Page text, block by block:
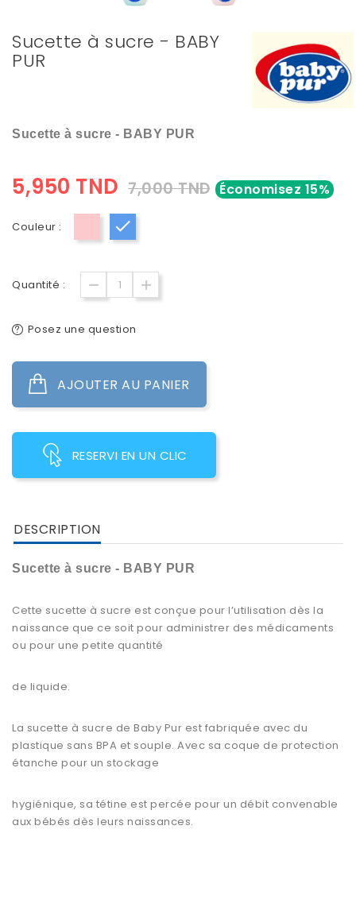
Sucette à sucre - BABY
PUR
Sucette à sucre - BABY PUR
5,950 TND 7,000 TND Économisez 15%
Couleur : Rose
Quantité :
Posez une question
AJOUTER AU PANIER
RESERVI EN UN CLIC
DESCRIPTION
Sucette à sucre - BABY PUR
Cette sucette à sucre est conçue pour l’utilisation dès la
naissance que ce soit pour administrer des médicaments
ou pour une petite quantité
de liquide.
La sucette à sucre de Baby Pur est fabriquée avec du
plastique sans BPA et souple. Avec sa coque de protection
étanche pour un stockage
hygiénique, sa tétine est percée pour un débit convenable
aux bébés dès leurs naissances.